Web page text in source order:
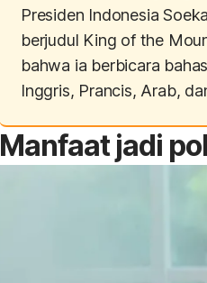
Presiden Indonesia
berjudul King of the
bahwa ia berbicara
Inggris, Prancis, Arab,
Manfaat jadi